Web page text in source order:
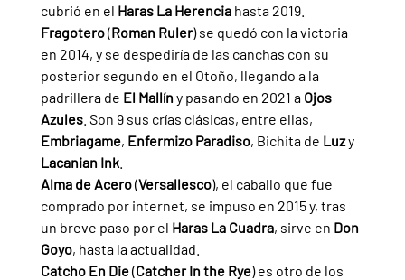
cubrió en el Haras La Herencia hasta 2019.
Fragotero (Roman Ruler) se quedó con la victoria
en 2014, y se despediría de las canchas con su
posterior segundo en el Otoño, llegando a la
padrillera de El Mallín y pasando en 2021 a Ojos
Azules. Son 9 sus crías clásicas, entre ellas,
Embriagame, Enfermizo Paradiso, Bichita de Luz y
Lacanian Ink.
Alma de Acero (Versallesco), el caballo que fue
comprado por internet, se impuso en 2015 y, tras
un breve paso por el Haras La Cuadra, sirve en Don
Goyo, hasta la actualidad.
Catcho En Die (Catcher In the Rye) es otro de los